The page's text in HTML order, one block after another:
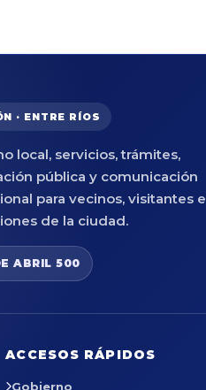
· ENTRE RÍOS
local, servicios, trámites,
pública y comunicación
para vecinos, visitantes e
de la ciudad.
ABRIL 500
ACCESOS RÁPIDOS
Gobierno